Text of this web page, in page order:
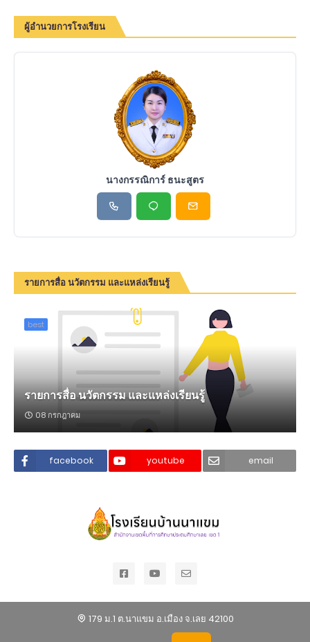
ผู้อำนวยการโรงเรียน
นางกรรณิการ์ ธนะสูตร
รายการสื่อ นวัตกรรม และแหล่งเรียนรู้
best
รายการสื่อ นวัตกรรม และแหล่งเรียนรู้
08 กรกฎาคม
facebook youtube email
179 ม.1 ต.นาแขม อ.เมือง จ.เลย 42100